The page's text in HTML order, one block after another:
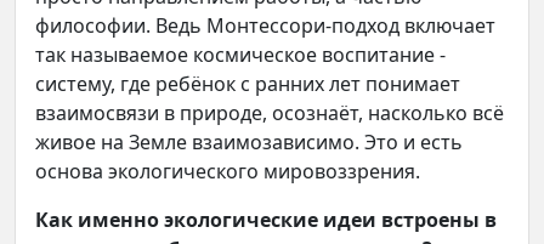
философии. Ведь Монтессори-подход включает
так называемое космическое воспитание -
систему, где ребёнок с ранних лет понимает
взаимосвязи в природе, осознаёт, насколько всё
живое на Земле взаимозависимо. Это и есть
основа экологического мировоззрения.
Как именно экологические идеи встроены в